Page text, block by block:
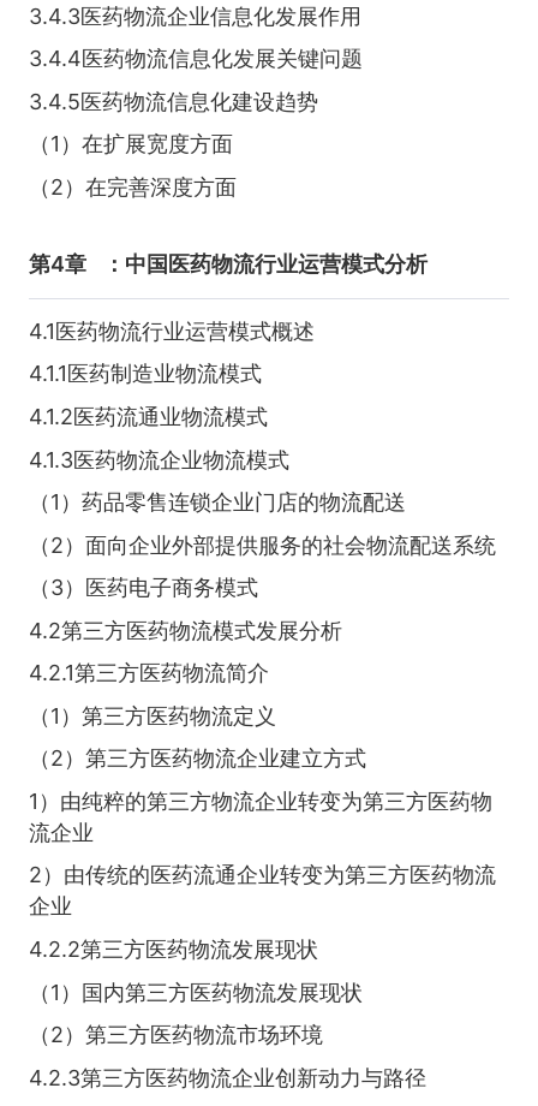
3.4.3医药物流企业信息化发展作用
3.4.4医药物流信息化发展关键问题
3.4.5医药物流信息化建设趋势
（1）在扩展宽度方面
（2）在完善深度方面
第4章 ：中国医药物流行业运营模式分析
4.1医药物流行业运营模式概述
4.1.1医药制造业物流模式
4.1.2医药流通业物流模式
4.1.3医药物流企业物流模式
（1）药品零售连锁企业门店的物流配送
（2）面向企业外部提供服务的社会物流配送系统
（3）医药电子商务模式
4.2第三方医药物流模式发展分析
4.2.1第三方医药物流简介
（1）第三方医药物流定义
（2）第三方医药物流企业建立方式
1）由纯粹的第三方物流企业转变为第三方医药物
流企业
2）由传统的医药流通企业转变为第三方医药物流
企业
4.2.2第三方医药物流发展现状
（1）国内第三方医药物流发展现状
（2）第三方医药物流市场环境
4.2.3第三方医药物流企业创新动力与路径